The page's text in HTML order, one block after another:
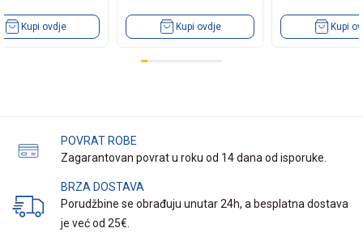
Kupi ovdje Kupi ovdje Kupi
POVRAT ROBE
Zagarantovan povrat u roku od 14 dana od isporuke.
BRZA DOSTAVA
Porudžbine se obrađuju unutar 24h, a besplatna dostava
je već od 25€.